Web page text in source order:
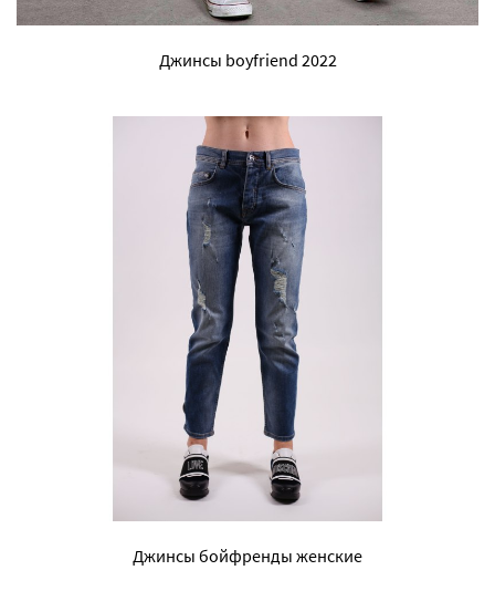
Джинсы boyfriend 2022
Джинсы бойфренды женские